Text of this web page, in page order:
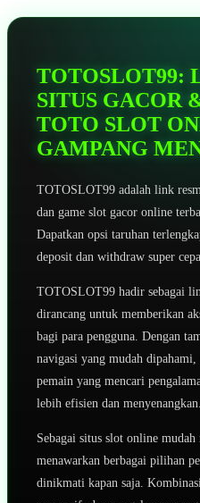
Tautan
TOTOSLOT99:
SITUS GACOR
TOTO SLOT
GAMPANG
TOTOSLOT99 adalah link
dan game slot gacor online
Dapatkan opsi taruhan
deposit dan withdraw super
TOTOSLOT99 hadir sebagai
dirancang untuk memberikan
bagi para pengguna. Dengan
navigasi yang mudah
pemain yang mencari
lebih efisien dan menyenangkan.
Sebagai situs slot online
menawarkan berbagai pilihan
dinikmati kapan saja.